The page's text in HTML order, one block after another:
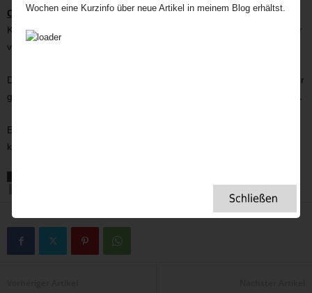
Creme/Glasur im Gefrierschrank. Glasur vorher 6-8 Std. im
Kühlschrank hart werden lassen. Am besten bei Zimmertemperatur
verzehren.
Der Kuchen ist auch ein Renner auf deiner Afternoon Teaparty. Hier
geht’s zu den
Tipps für die beste Afternoon Teaparty zu Hause.
Edeka sagt dir, wie man
kann.
Wochen eine Kurzinfo über neue Artikel in meinem Blog erhältst.